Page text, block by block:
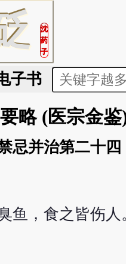
沈
药
子
子书
略 (医宗金鉴
忌并治第二十四
鱼，食之皆伤人